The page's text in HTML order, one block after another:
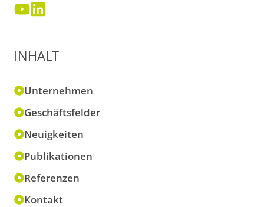
INHALT
Unternehmen
Geschäftsfelder
Neuigkeiten
Publikationen
Referenzen
Kontakt